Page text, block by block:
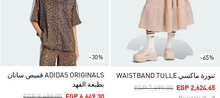
-65%
تنورة ماكسي WAISTBAND TULLE
Price Reduced From
EGP 7,499.00ToEGP 2,624.65
-30%
ADIDAS ORIGINALS قميص ساتان
بطبعة الفهد
Price Reduced From
To